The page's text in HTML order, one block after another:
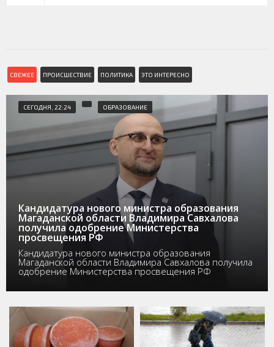
СВЕЖЕЕ ПРОИСШЕСТВИЕ ПОЛИТИКА ЭТО ИНТЕРЕСНО
СЕГОДНЯ, 22:24 ОБРАЗОВАНИЕ
Кандидатура нового министра образования
Магаданской области Владимира Савхалова
получила одобрение Министерства
просвещения РФ
Кандидатура нового министра образования
Магаданской области Владимира Савхалова получила
одобрение Министерства просвещения РФ